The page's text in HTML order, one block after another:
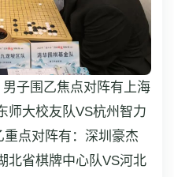
子围乙焦点对阵有上海
师大校友队VS杭州智力
点对阵有：深圳豪杰
北省棋牌中心队VS河北